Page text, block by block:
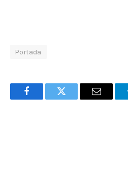
Portada
FacebookTwitter Email